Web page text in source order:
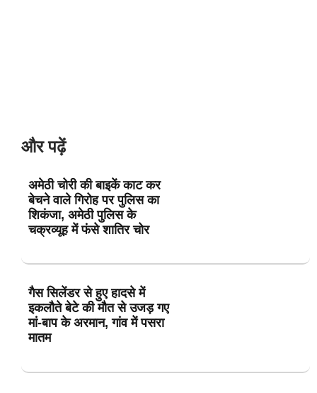
और पढ़ें
अमेठी चोरी की बाइकें काट कर
बेचने वाले गिरोह पर पुलिस का
शिकंजा, अमेठी पुलिस के
चक्रव्यूह में फंसे शातिर चोर
गैस सिलेंडर से हुए हादसे में
इकलौते बेटे की मौत से उजड़ गए
मां-बाप के अरमान, गांव में पसरा
मातम